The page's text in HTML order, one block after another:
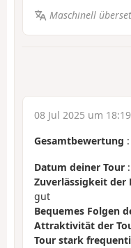
Maschinell
08 Jul 2025 um 18:19
Gesamtbewertung :
Datum deiner Tour
Zuverlässigkeit der
gut
Bequemes Folgen
Attraktivität der
Tour stark